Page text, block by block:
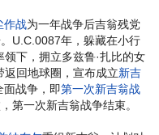
作战为一年战争后吉翁残党
U.C.0087年，躲藏在小行
领下，拥立多兹鲁·扎比的女
返回地球圈，宣布成立新吉
面战争，即第一次新吉翁战
第一次新吉翁战争结束。